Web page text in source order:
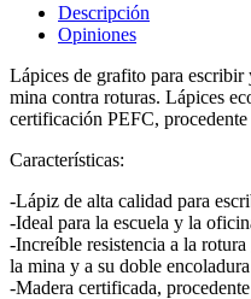
Descripción
Opiniones
Lápices de grafito para
mina contra roturas. Lápices
certificación PEFC, procedente
Características:
-Lápiz de alta calidad para
-Ideal para la escuela y la
-Increíble resistencia a la
la mina y a su doble
-Madera certificada,